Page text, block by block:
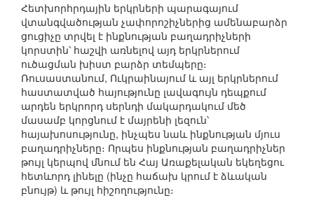
Հետխորհրդային երկրների պարագայում
վտանգվածության չափորոշիչներից ամենաբարձր
ցուցիչը տրվել է ինքնության բաղադրիչների
կորստին՝ հաշվի առնելով այդ երկրներում
ուծացման խիստ բարձր տեմպերը։
Ռուսաստանում, Ուկրաինայում և այլ երկրներում
հաստատված հայությունը լավագույն դեպքում
արդեն երկրորդ սերնդի մակարդակում մեծ
մասամբ կորցնում է մայրենի լեզուն՝
հայախոսությունը, ինչպես նաև ինքնության մյուս
բաղադրիչները։ Որպես ինքնության բաղադրիչներ
թույլ կերպով մնում են Հայ Առաքելական եկեղեցու
հետևորդ լինելը (ինչը հաճախ կրում է ձևական
բնույթ) և թույլ հիշողությունը։